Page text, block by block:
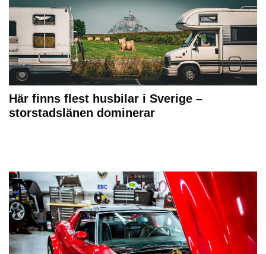
Här finns flest husbilar i Sverige –
storstadslänen dominerar